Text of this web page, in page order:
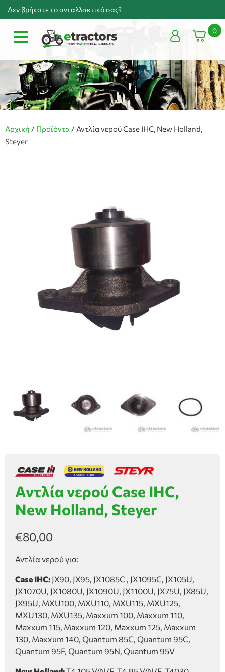
Δεν βρήκατε το ανταλλακτικό σας?
0
Αρχική / Προϊόντα / Αντλία νερού Case IHC, New Holland,
Steyer
Αντλία νερού Case IHC,
New Holland, Steyer
€80,00
Αντλία νερού για:
Case IHC: JX90, JX95, JX1085C , JX1095C, JX105U,
JX1070U, JX1080U, JX1090U, JX1100U, JX75U, JX85U,
JX95U, MXU100, MXU110, MXU115, MXU125,
MXU130, MXU135, Maxxum 100, Maxxum 110,
Maxxum 115, Maxxum 120, Maxxum 125, Maxxum
130, Maxxum 140, Quantum 85C, Quantum 95C,
Quantum 95F, Quantum 95N, Quantum 95V